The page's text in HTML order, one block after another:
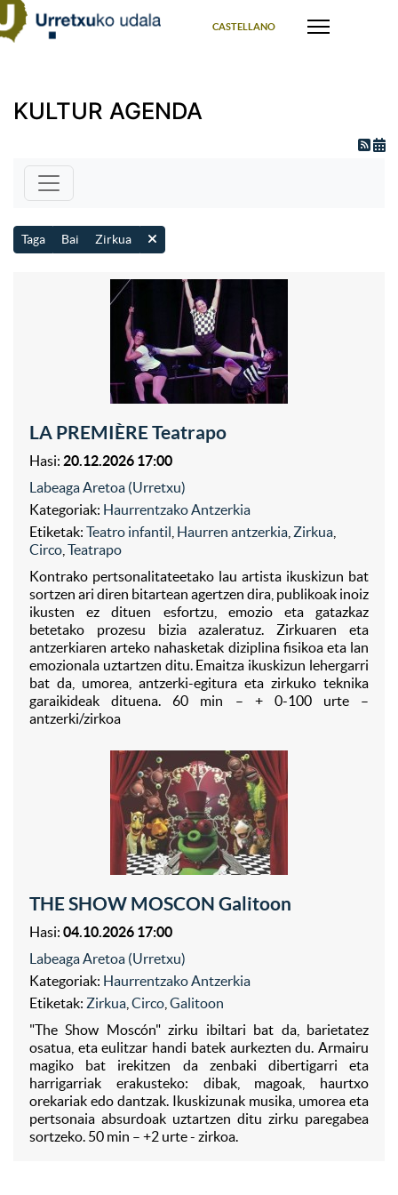
CASTELLANO
KULTUR AGENDA
Taga Bai Zirkua
LA PREMIÈRE Teatrapo
Hasi: 20.12.2026 17:00
Labeaga Aretoa (Urretxu)
Kategoriak: Haurrentzako Antzerkia
Etiketak: Teatro infantil Haurren antzerkia Zirkua
Circo Teatrapo
Kontrako pertsonalitateetako lau artista ikuskizun bat
sortzen ari diren bitartean agertzen dira, publikoak inoiz
ikusten ez dituen esfortzu, emozio eta gatazkaz
betetako prozesu bizia azaleratuz. Zirkuaren eta
antzerkiaren arteko nahasketak diziplina fisikoa eta lan
emozionala uztartzen ditu. Emaitza ikuskizun lehergarri
bat da, umorea, antzerki-egitura eta zirkuko teknika
garaikideak dituena. 60 min – + 0-100 urte –
antzerki/zirkoa
THE SHOW MOSCON Galitoon
Hasi: 04.10.2026 17:00
Labeaga Aretoa (Urretxu)
Kategoriak: Haurrentzako Antzerkia
Etiketak: Zirkua Circo Galitoon
"The Show Moscón" zirku ibiltari bat da, barietatez
osatua, eta eulitzar handi batek aurkezten du. Armairu
magiko bat irekitzen da zenbaki dibertigarri eta
harrigarriak erakusteko: dibak, magoak, haurtxo
orekariak edo dantzak. Ikuskizunak musika, umorea eta
pertsonaia absurdoak uztartzen ditu zirku paregabea
sortzeko. 50 min – +2 urte - zirkoa.